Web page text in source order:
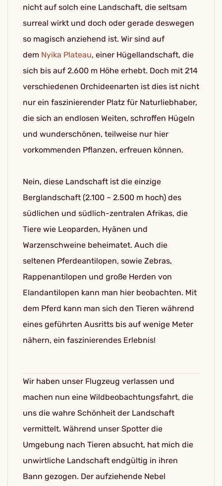
nicht auf solch eine Landschaft, die seltsam
surreal wirkt und doch oder gerade deswegen
so magisch anziehend ist. Wir sind auf
dem Nyika Plateau, einer Hügellandschaft, die
sich bis auf 2.600 m Höhe erhebt. Doch mit 214
verschiedenen Orchideenarten ist dies ist nicht
nur ein faszinierender Platz für Naturliebhaber,
die sich an endlosen Weiten, schroffen Hügeln
und wunderschönen, teilweise nur hier
vorkommenden Pflanzen, erfreuen können.
Nein, diese Landschaft ist die einzige
Berglandschaft (2.100 – 2.500 m hoch) des
südlichen und südlich-zentralen Afrikas, die
Tiere wie Leoparden, Hyänen und
Warzenschweine beheimatet. Auch die
seltenen Pferdeantilopen, sowie Zebras,
Rappenantilopen und große Herden von
Elandantilopen kann man hier beobachten. Mit
dem Pferd kann man sich den Tieren während
eines geführten Ausritts bis auf wenige Meter
nähern, ein faszinierendes Erlebnis!
Wir haben unser Flugzeug verlassen und
machen nun eine Wildbeobachtungsfahrt, die
uns die wahre Schönheit der Landschaft
vermittelt. Während unser Spotter die
Umgebung nach Tieren absucht, hat mich die
unwirtliche Landschaft endgültig in ihren
Bann gezogen. Der aufziehende Nebel